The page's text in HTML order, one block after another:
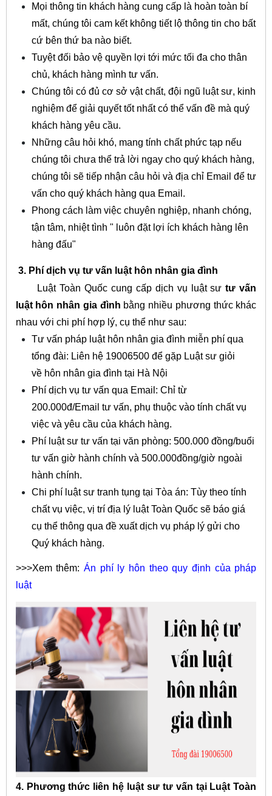
Mọi thông tin khách hàng cung cấp là hoàn toàn bí
mất, chúng tôi cam kết không tiết lộ thông tin cho bất
cứ bên thứ ba nào biết.
Tuyệt đối bảo vệ quyền lợi tới mức tối đa cho thân
chủ, khách hàng mình tư vấn.
Chúng tôi có đủ cơ sở vật chất, đội ngũ luật sư, kinh
nghiệm để giải quyết tốt nhất có thể vấn đề mà quý
khách hàng yêu cầu.
Những câu hỏi khó, mang tính chất phức tạp nếu
chúng tôi chưa thể trả lời ngay cho quý khách hàng,
chúng tôi sẽ tiếp nhận câu hỏi và địa chỉ Email để tư
vấn cho quý khách hàng qua Email.
Phong cách làm việc chuyên nghiệp, nhanh chóng,
tận tâm, nhiệt tình " luôn đặt lợi ích khách hàng lên
hàng đấu"
3. Phí dịch vụ tư vấn luật hôn nhân gia đình
Luật Toàn Quốc cung cấp dịch vụ luật sưtư vấn
luật hôn nhân gia đình bằng nhiều phương thức khác
nhau với chi phí hợp lý, cụ thể như sau:
Tư vấn pháp luật hôn nhân gia đình miễn phí qua
tổng đài: Liên hệ 19006500 để gặp Luật sư giỏi
về hôn nhân gia đình tại Hà Nội
Phí dịch vụ tư vấn qua Email: Chỉ từ
200.000đ/Email tư vấn, phụ thuộc vào tính chất vụ
việc và yêu cầu của khách hàng.
Phí luật sư tư vấn tại văn phòng: 500.000 đồng/buổi
tư vấn giờ hành chính và 500.000đồng/giờ ngoài
hành chính.
Chi phí luật sư tranh tụng tại Tòa án: Tùy theo tính
chất vụ việc, vị trí địa lý luật Toàn Quốc sẽ báo giá
cụ thể thông qua đề xuất dịch vụ pháp lý gửi cho
Quý khách hàng.
>>>Xem thêm:Án phí ly hôn theo quy định của pháp
luật
4. Phương thức liên hệ luật sư tư vấn tại Luật Toàn